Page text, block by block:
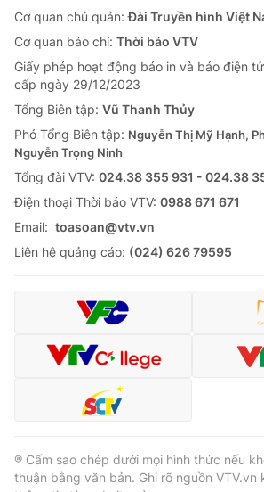
Giải sao mai
Làm đẹp
Chất lượng cuộc sống
Tuyển sinh
Học trực tuyến
Công nghệ
Hitech Công nghệ tương lai
Sản phẩm
Thị trường
Tư vấn
Giao lưu trực tuyến
Lịch phát sóng
Chuyên mục khác
Emagazine Podcast
Video Shorts
VTV Money
VTV Sức khoẻ Bất động
Cơ quan chủ quản:Đài Truyền hình Việt
Cơ quan báo chí: Thời báo VTV
Giấy phép hoạt động báo in và báo điện
cấp ngày 29/12/2023
Tổng Biên tập: Vũ Thanh Thủy
Phó Tổng Biên tập: Nguyễn Thị Mỹ Hạnh,
Nguyễn Trọng Ninh
Tổng đài VTV: 024.38 355 931 - 024.38
Ðiện thoại Thời báo VTV: 0988 671 671
Email: toasoan@vtv.vn
Liên hệ quảng cáo: (024) 626 79595
® Cấm sao chép dưới mọi hình thức nếu
thuận bằng văn bản. Ghi rõ nguồn VTV.vn